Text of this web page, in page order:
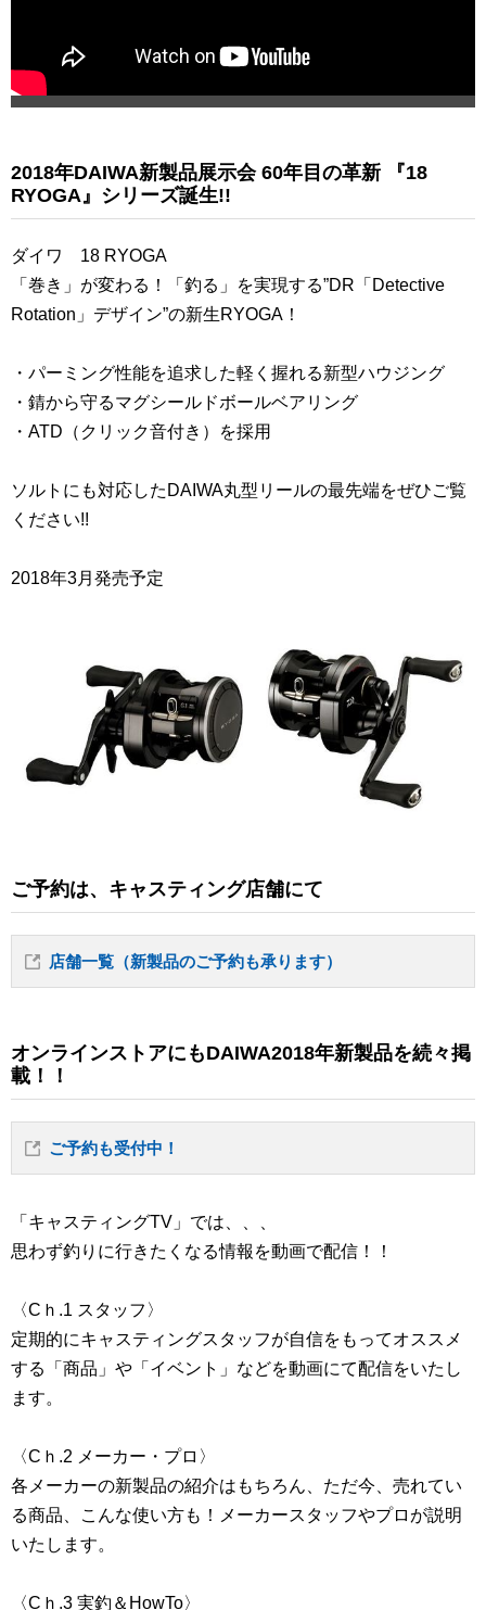
2018年DAIWA新製品展示会 60年目の革新 『18
RYOGA』シリーズ誕生!!
ダイワ 18 RYOGA
「巻き」が変わる！「釣る」を実現する”DR「Detective
Rotation」デザイン”の新生RYOGA！
・パーミング性能を追求した軽く握れる新型ハウジング
・錆から守るマグシールドボールベアリング
・ATD（クリック音付き）を採用
ソルトにも対応したDAIWA丸型リールの最先端をぜひご覧
ください!!
2018年3月発売予定
ご予約は、キャスティング店舗にて
店舗一覧（新製品のご予約も承ります）
オンラインストアにもDAIWA2018年新製品を続々掲
載！！
ご予約も受付中！
「キャスティングTV」では、、、
思わず釣りに行きたくなる情報を動画で配信！！
〈Cｈ.1 スタッフ〉
定期的にキャスティングスタッフが自信をもってオススメ
する「商品」や「イベント」などを動画にて配信をいたし
ます。
〈Cｈ.2 メーカー・プロ〉
各メーカーの新製品の紹介はもちろん、ただ今、売れてい
る商品、こんな使い方も！メーカースタッフやプロが説明
いたします。
〈Cｈ.3 実釣＆HowTo〉